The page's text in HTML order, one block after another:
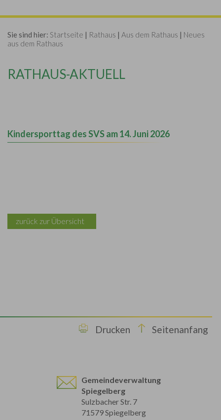
Sie sind hier: Startseite | Rathaus | Aus dem Rathaus | Neues
aus dem Rathaus
RATHAUS-AKTUELL
Kindersporttag des SVS am 14. Juni 2026
zurück zur Übersicht
Drucken Seitenanfang
Gemeindeverwaltung
Spiegelberg
Sulzbacher Str. 7
71579 Spiegelberg